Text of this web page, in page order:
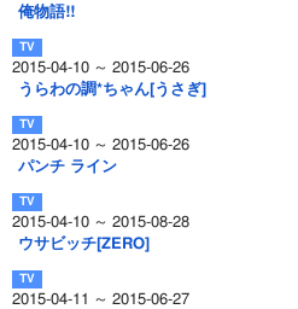
俺物語!!
2015-04-10 ～ 2015-06-26
うらわの調*ちゃん[うさぎ]
2015-04-10 ～ 2015-06-26
パンチ ライン
2015-04-10 ～ 2015-08-28
ウサビッチ[ZERO]
2015-04-11 ～ 2015-06-27